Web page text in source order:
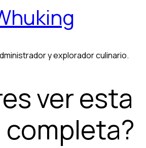
y explorador culinario.
ver esta